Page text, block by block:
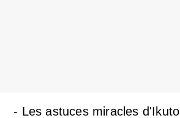
- Les astuces miracles d'Ikuto